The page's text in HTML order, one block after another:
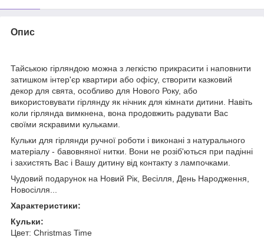
Опис
Тайською гірляндою можна з легкістю прикрасити і наповнити
затишком інтер'єр квартири або офісу, створити казковий
декор для свята, особливо для Нового Року, або
використовувати гірлянду як нічник для кімнати дитини. Навіть
коли гірлянда вимкнена, вона продовжить радувати Вас
своїми яскравими кульками.
Кульки для гірлянди ручної роботи і виконані з натурального
матеріалу - бавовняної нитки. Вони не розіб'ються при падінні
і захистять Вас і Вашу дитину від контакту з лампочками.
Чудовий подарунок на Новий Рік, Весілля, День Народження,
Новосілля...
Характеристики:
Кульки:
Цвет: Christmas Time